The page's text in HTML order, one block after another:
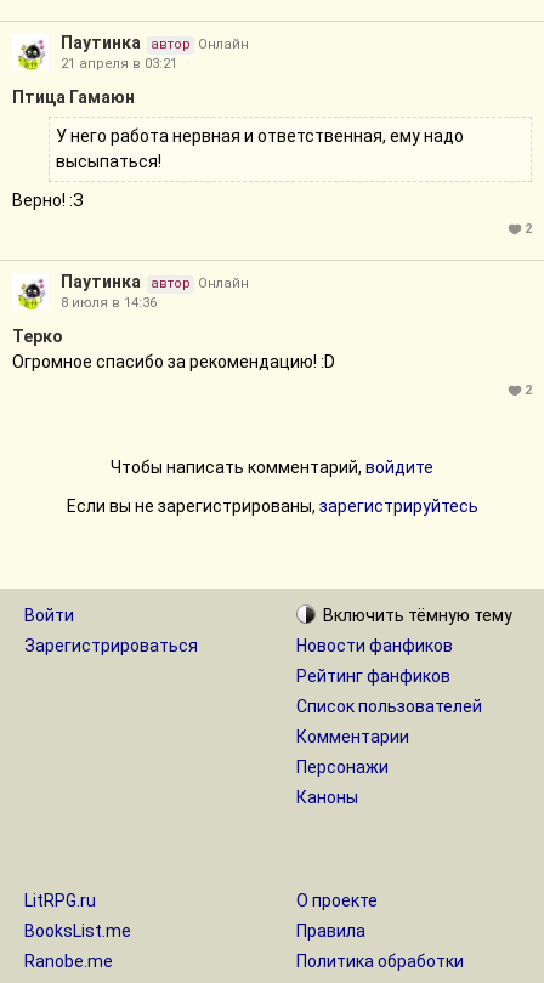
Паутинка автор
Онлайн
21 апреля в 03:21
Птица Гамаюн
У него работа нервная и ответственная, ему надо
высыпаться!
Верно! :З
2
Паутинка автор
Онлайн
8 июля в 14:36
Терко
Огромное спасибо за рекомендацию! :D
2
Чтобы написать комментарий, войдите
Если вы не зарегистрированы, зарегистрируйтесь
Войти
Зарегистрироваться
Включить тёмную тему
Новости фанфиков
Рейтинг фанфиков
Список пользователей
Комментарии
Персонажи
Каноны
LitRPG.ru
BooksList.me
Ranobe.me
О проекте
Правила
Политика обработки